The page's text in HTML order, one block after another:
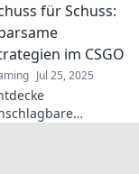
your
without
your wallet.
in now!
für Schuss:
im CSGO
Jul 25, 2025